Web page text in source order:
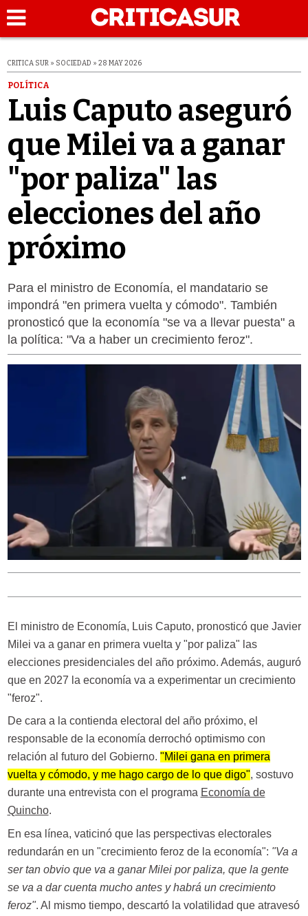
CRITICA SUR » SOCIEDAD » 28 MAY 2026
POLÍTICA
Luis Caputo aseguró
que Milei va a ganar
"por paliza" las
elecciones del año
próximo
Para el ministro de Economía, el mandatario se
impondrá "en primera vuelta y cómodo". También
pronosticó que la economía "se va a llevar puesta" a
la política: "Va a haber un crecimiento feroz".
El ministro de Economía, Luis Caputo, pronosticó que Javier
Milei va a ganar en primera vuelta y "por paliza" las
elecciones presidenciales del año próximo. Además, auguró
que en 2027 la economía va a experimentar un crecimiento
"feroz".
De cara a la contienda electoral del año próximo, el
responsable de la economía derrochó optimismo con
relación al futuro del Gobierno. "Milei gana en primera
vuelta y cómodo, y me hago cargo de lo que digo", sostuvo
durante una entrevista con el programa Economía de
Quincho.
En esa línea, vaticinó que las perspectivas electorales
redundarán en un "crecimiento feroz de la economía": "Va a
ser tan obvio que va a ganar Milei por paliza, que la gente
se va a dar cuenta mucho antes y habrá un crecimiento
feroz". Al mismo tiempo, descartó la volatilidad que atravesó